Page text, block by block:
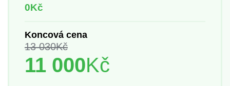
0Kč
Koncová cena
13 030Kč
11 000Kč